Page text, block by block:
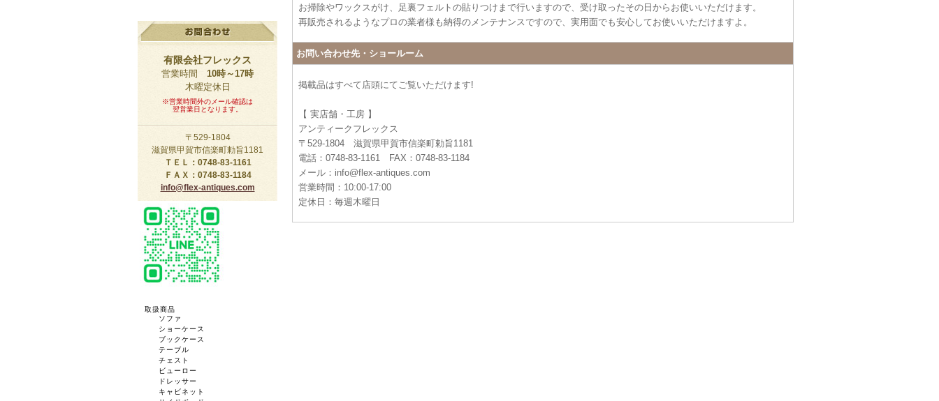
有限会社フレックス
営業時間 10時～17時
木曜定休日
※営業時間外のメール確認は
翌営業日となります。
〒529-1804
滋賀県甲賀市信楽町勅旨1181
ＴＥＬ：0748-83-1161
ＦＡＸ：0748-83-1184
info@flex-antiques.com
取扱商品
ソファ
ショーケース
ブックケース
テーブル
チェスト
ビューロー
ドレッサー
キャビネット
お掃除やワックスがけ、足裏フェルトの貼りつけまで行いますので、受け取ったその日からお使いいただけます。
再販売されるようなプロの業者様も納得のメンテナンスですので、実用面でも安心してお使いいただけますよ。
お問い合わせ先・ショールーム
掲載品はすべて店頭にてご覧いただけます!
【 実店舗・工房 】
アンティークフレックス
〒529-1804 滋賀県甲賀市信楽町勅旨1181
電話：0748-83-1161 FAX：0748-83-1184
メール：info@flex-antiques.com
営業時間：10:00-17:00
定休日：毎週木曜日